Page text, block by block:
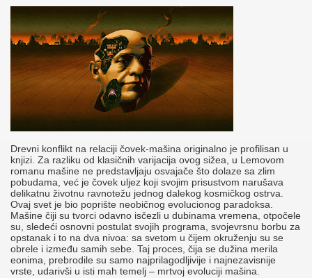
Drevni konflikt na relaciji čovek-mašina originalno je profilisan u
knjizi. Za razliku od klasičnih varijacija ovog sižea, u Lemovom
romanu mašine ne predstavljaju osvajače što dolaze sa zlim
pobudama, već je čovek uljez koji svojim prisustvom narušava
delikatnu životnu ravnotežu jednog dalekog kosmičkog ostrva.
Ovaj svet je bio poprište neobičnog evolucionog paradoksa.
Mašine čiji su tvorci odavno isčezli u dubinama vremena, otpočele
su, sledeći osnovni postulat svojih programa, svojevrsnu borbu za
opstanak i to na dva nivoa: sa svetom u čijem okruženju su se
obrele i između samih sebe. Taj proces, čija se dužina merila
eonima, prebrodile su samo najprilagodljivije i najnezavisnije
vrste, udarivši u isti mah temelj – mrtvoj evoluciji mašina.